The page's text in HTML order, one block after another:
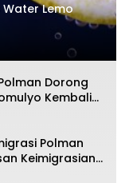
Lemo
Dorong
Kembali
Polman
Keimigrasian
Daerah